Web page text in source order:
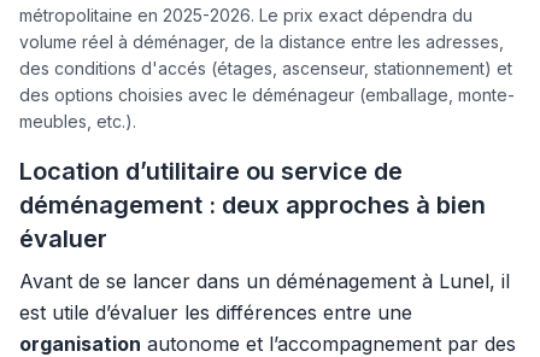
métropolitaine en 2025-2026. Le prix exact dépendra du
volume réel à déménager, de la distance entre les adresses,
des conditions d'accés (étages, ascenseur, stationnement) et
des options choisies avec le déménageur (emballage, monte-
meubles, etc.).
Location d’utilitaire ou service de
déménagement : deux approches à bien
évaluer
Avant de se lancer dans un déménagement à Lunel, il
est utile d’évaluer les différences entre une
organisation autonome et l’accompagnement par des